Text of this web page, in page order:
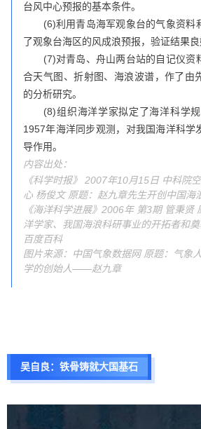
台风中心预报的基本条件。
(6)利用青岛海军观象台的气象资料
了观象台海区的风成浪预报，验证结果良
(7)对青岛、舟山两台站的自记仪资
合天气图、折射图、海浪波谱，作了由
的分析研究。
(8)组织海洋学家拟定了海洋科学规
1957年海洋同步观测，对我国海洋科学
导作用。
内容出处：
《科学时报》 2007年10月15日 中科院
心 杨俊文 原题：赵九章先生开创中国海
《海洋科学进展》2006年 第3期 管秉贤
洋学家、我国海浪科研事业的开拓者和奠
百度百科
图片来源：中国气象数据网 原题：气象
学的创始人——赵九章
吴自良： 铁骨铸就大国基石